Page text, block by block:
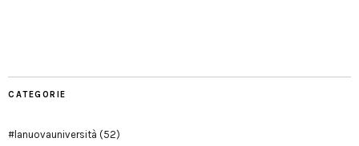
CATEGORIE
#lanuovauniversità (52)